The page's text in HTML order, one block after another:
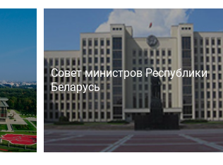
Совет министров Республики
Беларусь